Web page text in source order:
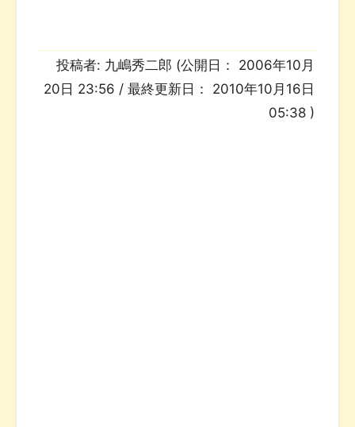
投稿者: 九嶋秀二郎 (公開日： 2006年10月
20日 23:56 / 最終更新日： 2010年10月16日
05:38 )